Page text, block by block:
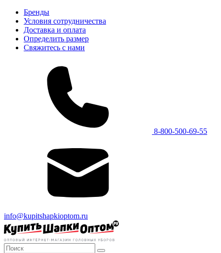
Бренды
Условия сотрудничества
Доставка и оплата
Определить размер
Свяжитесь с нами
8-800-500-69-55
info@kupitshapkioptom.ru